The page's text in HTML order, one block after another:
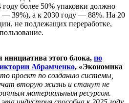
более 50% упаковки должно
— 39%), а к 2030 году — 88%. На 20
не подлежащих переработке,
инициатива этого блока, по
Абрамченко, «Экономика
проект по созданию системы,
вторую жизнь и станут не
материальным ресурсом.